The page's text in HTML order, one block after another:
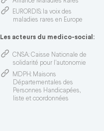
EURORDIS: la voix des
maladies rares en Europe
Les acteurs du medico-social:
CNSA: Caisse Nationale de
solidarité pour l'autonomie
MDPH: Maisons
Départementales des
Personnes Handicapées,
liste et coordonnées